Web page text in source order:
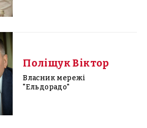
Поліщук Віктор
Власник мережі
"Ельдорадо"